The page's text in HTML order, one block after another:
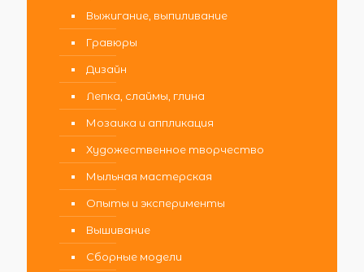
Выжигание, выпиливание
Гравюры
Дизайн
Лепка, слаймы, глина
Мозаика и аппликация
Художественное творчество
Мыльная мастерская
Опыты и эксперименты
Вышивание
Сборные модели